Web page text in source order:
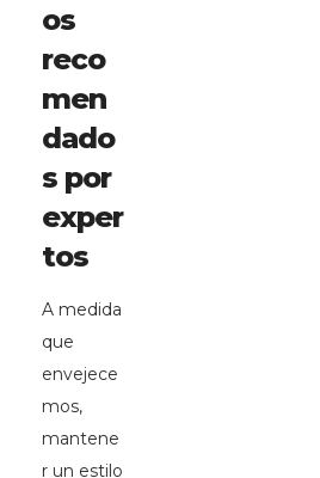
os
reco
men
dado
s por
exper
tos
A medida
que
envejece
mos,
mantene
r un estilo